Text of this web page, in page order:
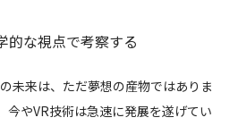
的な視点で考察する
未来は、ただ夢想の産物ではありま
今やVR技術は急速に発展を遂げてい